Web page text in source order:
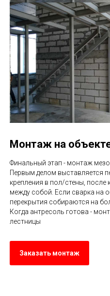
Монтаж на
Финальный этап - монтаж
Первым делом выставляется
крепления в пол/стены, после
между собой. Если сварка на
перекрытия собираются на
Когда антресоль готова -
лестницы
Заказать монтаж